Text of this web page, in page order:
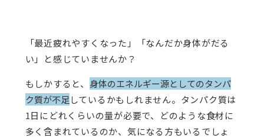
「最近疲れやすくなった」「なんだか身体がだる
い」と感じていませんか？
もしかすると、 身体のエネルギー源としてのタンパ
ク質が不足しているかもしれません。タンパク質は
1日にどれくらいの量が必要で、どのような食材に
多く含まれているのか、気になる方もいるでしょ